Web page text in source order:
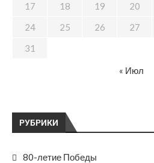
РУБРИКИ
80-летие Победы
17
18 19 20
24
25 26 27
31
« Июл